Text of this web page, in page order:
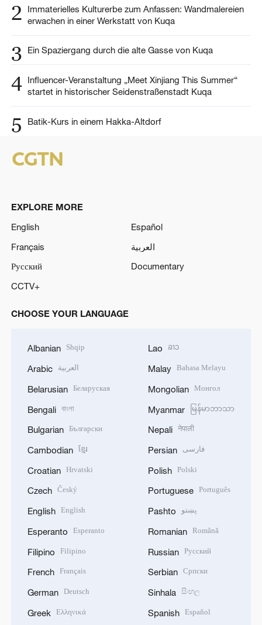
2
Immaterielles Kulturerbe zum Anfassen: Wandmalereien
erwachen in einer Werkstatt von Kuqa
3 Ein Spaziergang durch die alte Gasse von Kuqa
4 Influencer-Veranstaltung „Meet Xinjiang This Summer“
startet in historischer Seidenstraßenstadt Kuqa
5 Batik-Kurs in einem Hakka-Altdorf
EXPLORE MORE
English
Español
Français
العربية
Русский
Documentary
CCTV+
CHOOSE YOUR LANGUAGE
Albanian Shqip
Arabic العربية
Belarusian Беларуская
Bengali বাংলা
Bulgarian Български
Cambodian ខ្មែរ
Croatian Hrvatski
Czech Český
English English
Esperanto Esperanto
Filipino Filipino
French Français
German Deutsch
Greek Ελληνικά
Lao ລາວ
Malay Bahasa Melayu
Mongolian Монгол
Myanmar မြန်မာဘာသာ
Nepali नेपाली
Persian فارسی
Polish Polski
Portuguese Português
Pashto پښتو
Romanian Română
Russian Русский
Serbian Српски
Sinhala සිංහල
Spanish Español